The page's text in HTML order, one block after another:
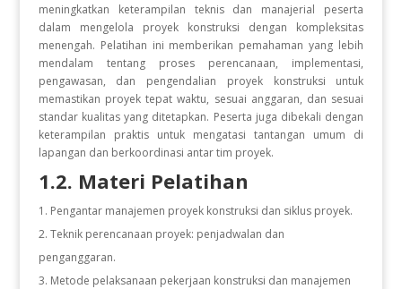
meningkatkan keterampilan teknis dan manajerial peserta
dalam mengelola proyek konstruksi dengan kompleksitas
menengah. Pelatihan ini memberikan pemahaman yang lebih
mendalam tentang proses perencanaan, implementasi,
pengawasan, dan pengendalian proyek konstruksi untuk
memastikan proyek tepat waktu, sesuai anggaran, dan sesuai
standar kualitas yang ditetapkan. Peserta juga dibekali dengan
keterampilan praktis untuk mengatasi tantangan umum di
lapangan dan berkoordinasi antar tim proyek.
1.2. Materi Pelatihan
Pengantar manajemen proyek konstruksi dan siklus proyek.
Teknik perencanaan proyek: penjadwalan dan
penganggaran.
Metode pelaksanaan pekerjaan konstruksi dan manajemen